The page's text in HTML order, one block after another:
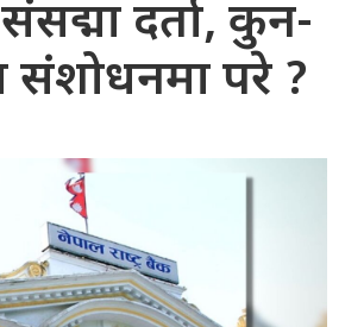
दर्ता, कुन-
परे ?